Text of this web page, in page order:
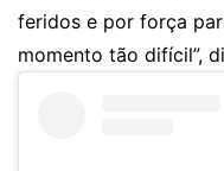
feridos e por força
momento tão difícil”,